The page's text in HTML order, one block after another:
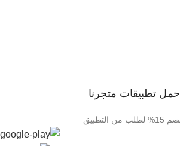
حمل تطبيقات متجرنا
لطلب من التطبيق